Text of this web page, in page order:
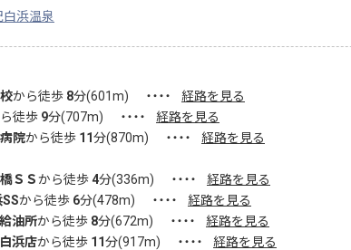
白浜温泉
から徒歩 8分(601m) ・・・・
経路を見る
徒歩 9分(707m) ・・・・
経路を見る
院から徒歩 11分(870m) ・・・・
経路を見る
ＳＳから徒歩4分(336m) ・・・・
経路を見る
から徒歩 6分(478m) ・・・・
経路を見る
油所から徒歩 8分(672m) ・・・・
経路を見る
浜店から徒歩 11分(917m) ・・・・
経路を見る